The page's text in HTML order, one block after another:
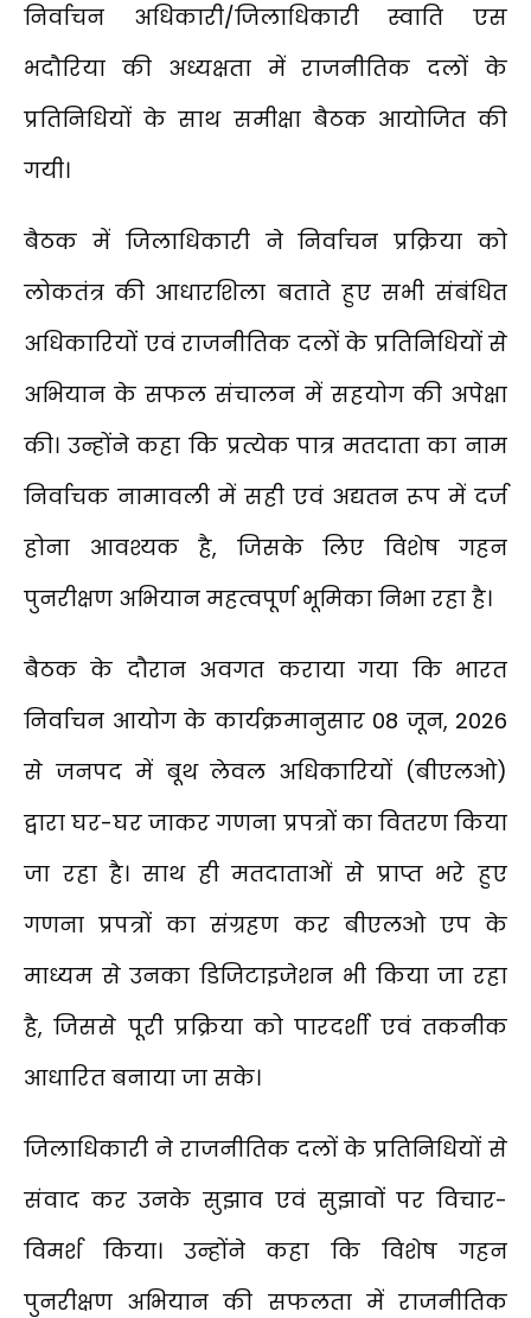
निर्वाचन अधिकारी/जिलाधिकारी स्वाति एस
भदौरिया की अध्यक्षता में राजनीतिक दलों के
प्रतिनिधियों के साथ समीक्षा बैठक आयोजित की
गयी।
बैठक में जिलाधिकारी ने निर्वाचन प्रक्रिया को
लोकतंत्र की आधारशिला बताते हुए सभी संबंधित
अधिकारियों एवं राजनीतिक दलों के प्रतिनिधियों से
अभियान के सफल संचालन में सहयोग की अपेक्षा
की। उन्होंने कहा कि प्रत्येक पात्र मतदाता का नाम
निर्वाचक नामावली में सही एवं अद्यतन रूप में दर्ज
होना आवश्यक है, जिसके लिए विशेष गहन
पुनरीक्षण अभियान महत्वपूर्ण भूमिका निभा रहा है।
बैठक के दौरान अवगत कराया गया कि भारत
निर्वाचन आयोग के कार्यक्रमानुसार 08 जून, 2026
से जनपद में बूथ लेवल अधिकारियों (बीएलओ)
द्वारा घर-घर जाकर गणना प्रपत्रों का वितरण किया
जा रहा है। साथ ही मतदाताओं से प्राप्त भरे हुए
गणना प्रपत्रों का संग्रहण कर बीएलओ एप के
माध्यम से उनका डिजिटाइजेशन भी किया जा रहा
है, जिससे पूरी प्रक्रिया को पारदर्शी एवं तकनीक
आधारित बनाया जा सके।
जिलाधिकारी ने राजनीतिक दलों के प्रतिनिधियों से
संवाद कर उनके सुझाव एवं सुझावों पर विचार-
विमर्श किया। उन्होंने कहा कि विशेष गहन
पुनरीक्षण अभियान की सफलता में राजनीतिक